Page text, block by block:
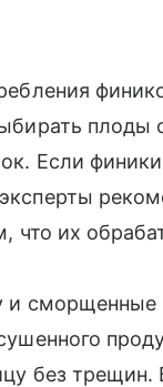
плоды
Если
что их
и
без